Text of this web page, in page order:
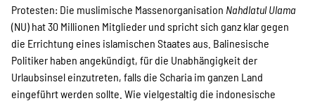
Protesten: Die muslimische Massenorganisation Nahdlatul Ulama
(NU) hat 30 Millionen Mitglieder und spricht sich ganz klar gegen
die Errichtung eines islamischen Staates aus. Balinesische
Politiker haben angekündigt, für die Unabhängigkeit der
Urlaubsinsel einzutreten, falls die Scharia im ganzen Land
eingeführt werden sollte. Wie vielgestaltig die indonesische